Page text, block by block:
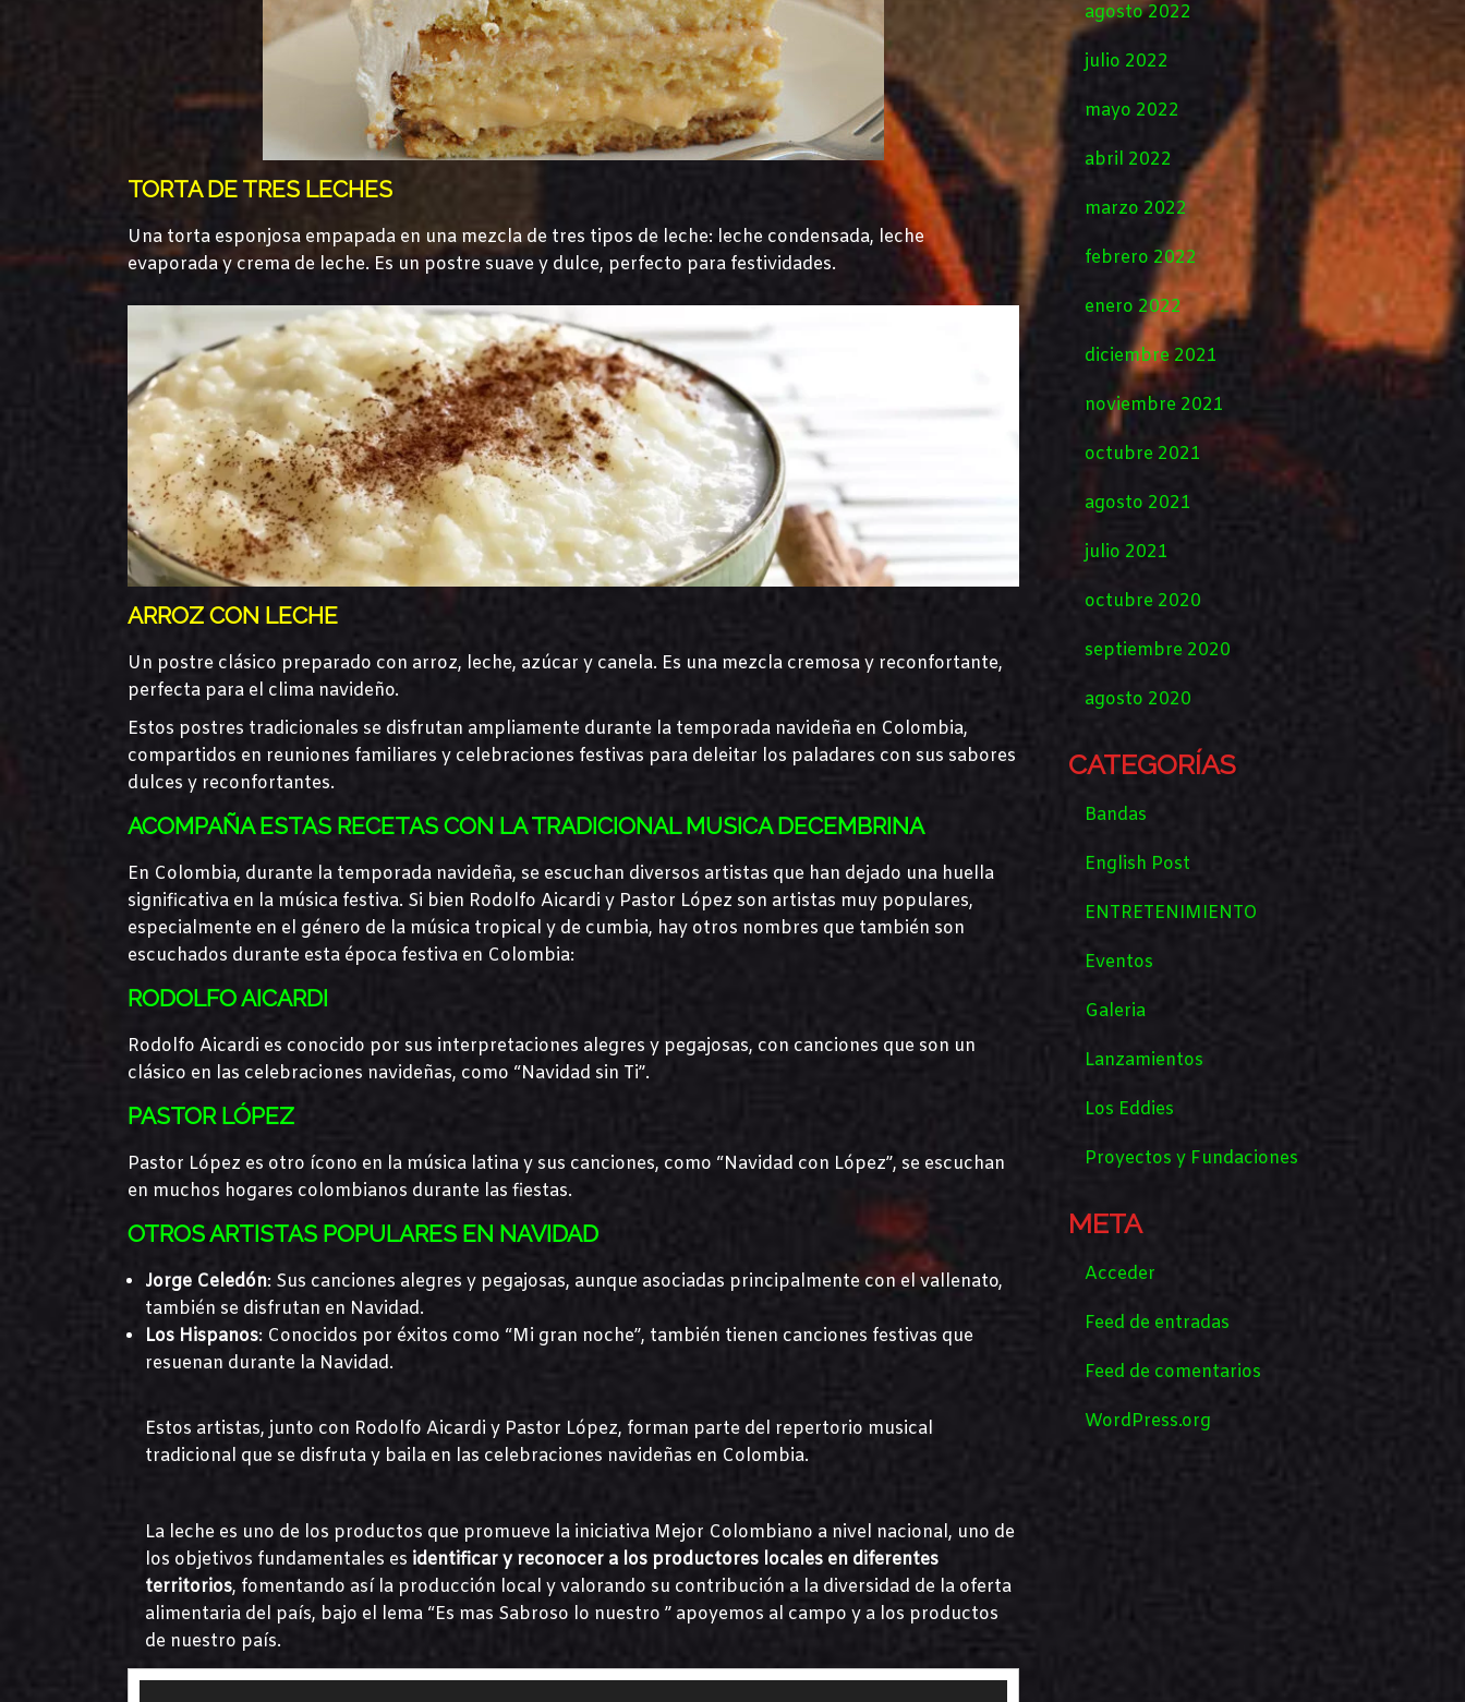
TORTA DE TRES LECHES
Una torta esponjosa empapada en una mezcla de tres tipos de leche: leche condensada, leche
evaporada y crema de leche. Es un postre suave y dulce, perfecto para festividades.
ARROZ CON LECHE
Un postre clásico preparado con arroz, leche, azúcar y canela. Es una mezcla cremosa y reconfortante,
perfecta para el clima navideño.
Estos postres tradicionales se disfrutan ampliamente durante la temporada navideña en Colombia,
compartidos en reuniones familiares y celebraciones festivas para deleitar los paladares con sus sabores
dulces y reconfortantes.
ACOMPAÑA ESTAS RECETAS CON LA TRADICIONAL MUSICA DECEMBRINA
En Colombia, durante la temporada navideña, se escuchan diversos artistas que han dejado una huella
significativa en la música festiva. Si bien Rodolfo Aicardi y Pastor López son artistas muy populares,
especialmente en el género de la música tropical y de cumbia, hay otros nombres que también son
escuchados durante esta época festiva en Colombia:
RODOLFO AICARDI
Rodolfo Aicardi es conocido por sus interpretaciones alegres y pegajosas, con canciones que son un
clásico en las celebraciones navideñas, como “Navidad sin Ti”.
PASTOR LÓPEZ
Pastor López es otro ícono en la música latina y sus canciones, como “Navidad con López”, se escuchan
en muchos hogares colombianos durante las fiestas.
OTROS ARTISTAS POPULARES EN NAVIDAD
Jorge Celedón: Sus canciones alegres y pegajosas, aunque asociadas principalmente con el vallenato,
también se disfrutan en Navidad.
Los Hispanos: Conocidos por éxitos como “Mi gran noche”, también tienen canciones festivas que
resuenan durante la Navidad.
Estos artistas, junto con Rodolfo Aicardi y Pastor López, forman parte del repertorio musical
tradicional que se disfruta y baila en las celebraciones navideñas en Colombia.
La leche es uno de los productos que promueve la iniciativa Mejor Colombiano a nivel nacional, uno de
los objetivos fundamentales es identificar y reconocer a los productores locales en diferentes
territorios, fomentando así la producción local y valorando su contribución a la diversidad de la oferta
alimentaria del país, bajo el lema “Es mas Sabroso lo nuestro ” apoyemos al campo y a los productos
de nuestro país.
agosto 2022
julio 2022
mayo 2022
abril 2022
marzo 2022
febrero 2022
enero 2022
diciembre 2021
noviembre 2021
octubre 2021
agosto 2021
julio 2021
octubre 2020
septiembre 2020
agosto 2020
CATEGORÍAS
Bandas
English Post
ENTRETENIMIENTO
Eventos
Galeria
Lanzamientos
Los Eddies
Proyectos y Fundaciones
META
Acceder
Feed de entradas
Feed de comentarios
WordPress.org